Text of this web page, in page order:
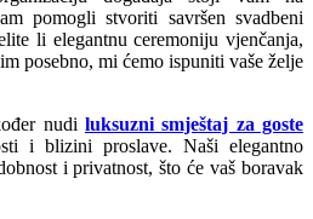
pomogli stvoriti savršen svadbeni
li elegantnu ceremoniju vjenčanja,
posebno, mi ćemo ispuniti vaše želje
nudi luksuzni smještaj za goste
i blizini proslave. Naši elegantno
i privatnost, što će vaš boravak